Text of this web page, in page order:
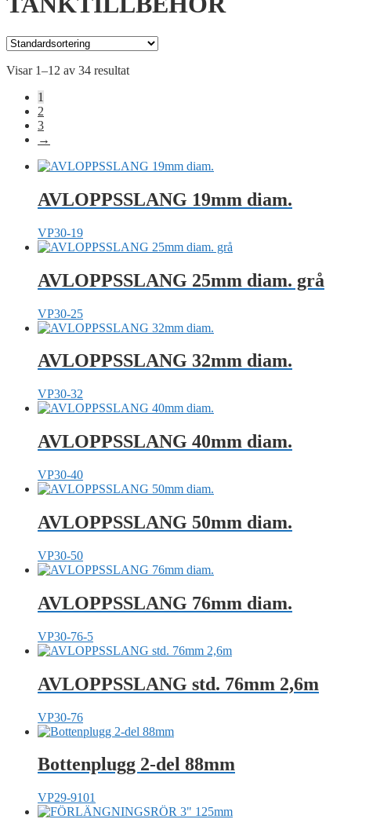
Visar 1–12 av 34 resultat
1
2
3
→
AVLOPPSSLANG 19mm diam.
VP30-19
AVLOPPSSLANG 25mm diam. grå
VP30-25
AVLOPPSSLANG 32mm diam.
VP30-32
AVLOPPSSLANG 40mm diam.
VP30-40
AVLOPPSSLANG 50mm diam.
VP30-50
AVLOPPSSLANG 76mm diam.
VP30-76-5
AVLOPPSSLANG std. 76mm 2,6m
VP30-76
Bottenplugg 2-del 88mm
VP29-9101